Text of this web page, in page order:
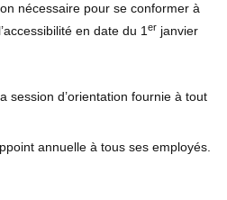
nécessaire pour se conformer à
en date du 1 er janvier
session d’orientation fournie à tout
annuelle à tous ses employés.